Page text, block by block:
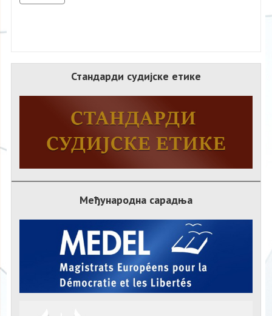
Стандарди судијске етике
Међународна сарадња